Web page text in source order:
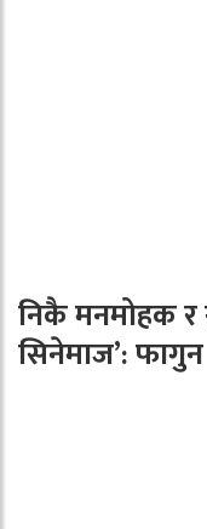
निकै मनमोहक र
सिनेमाज’: